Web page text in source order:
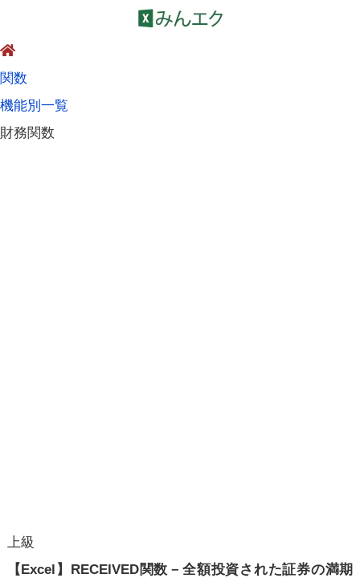
関数
機能別一覧
財務関数
上級
【Excel】RECEIVED関数－全額投資された証券の満期